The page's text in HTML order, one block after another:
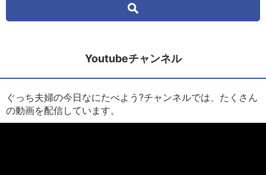
Youtubeチャンネル
ぐっち夫婦の今日なにたべよう?チャンネルでは、たくさん
の動画を配信しています。